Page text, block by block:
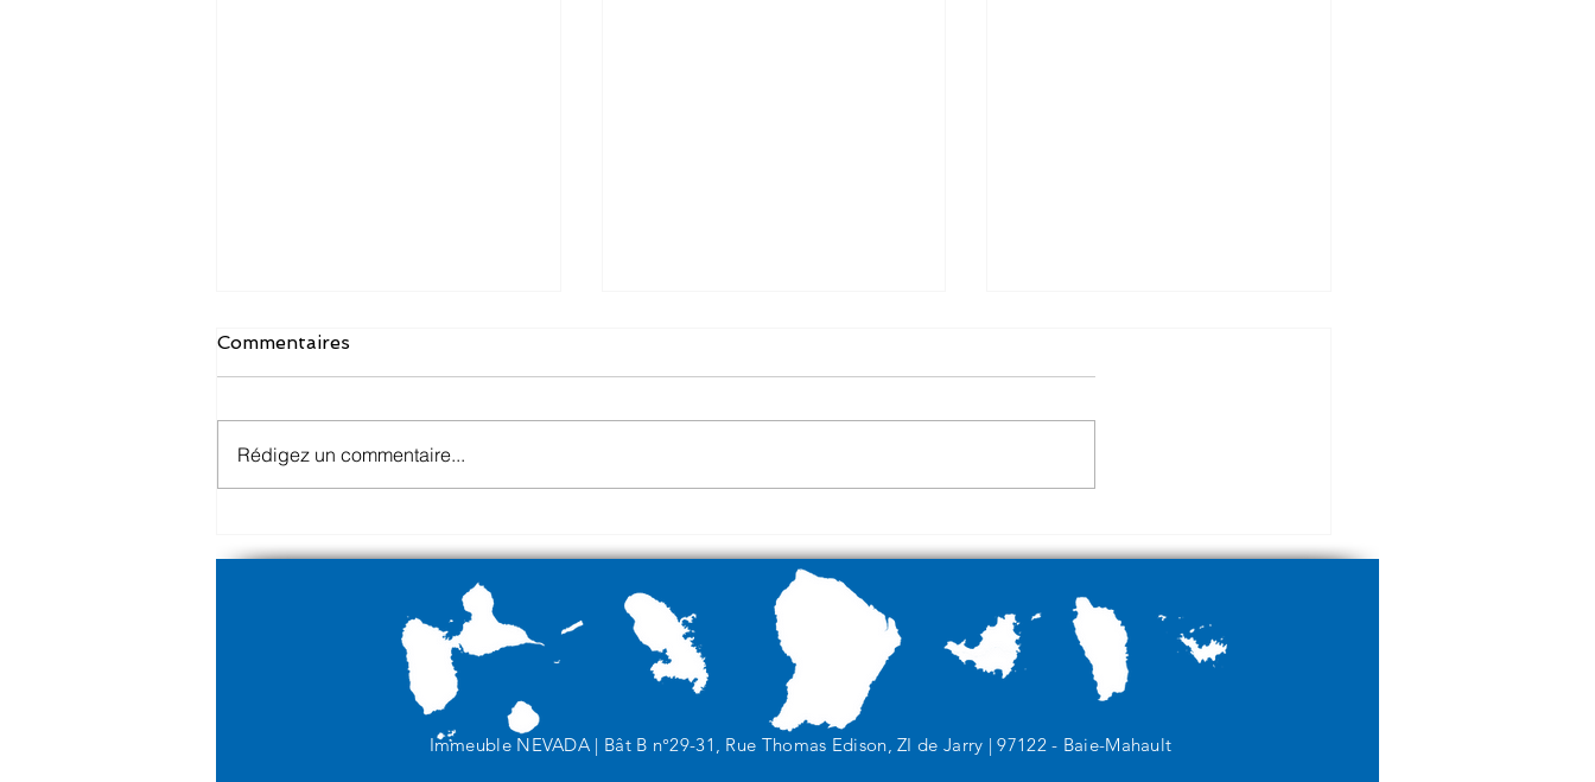
Antilles-Guyane
Défi Atlantique 2023
Numériques de RISO
Commentaires
Rédigez un commentaire...
Immeuble NEVADA | Bât B n°29-31, Rue Thomas Edison, ZI de Jarry |97122 - Baie-Mahault